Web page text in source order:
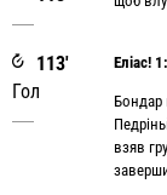
113'
Гол
Еліас!
Бондар
взяв